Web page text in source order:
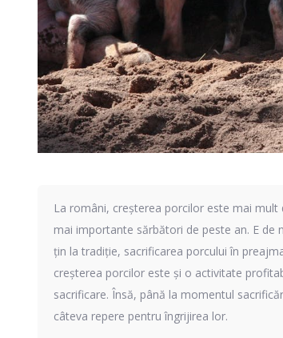
La români, creșterea porcilor este mai
mai importante sărbători de peste an. E de
țin la tradiție, sacrificarea porcului în
creșterea porcilor este și o activitate
sacrificare. Însă, până la momentul
câteva repere pentru îngrijirea lor.